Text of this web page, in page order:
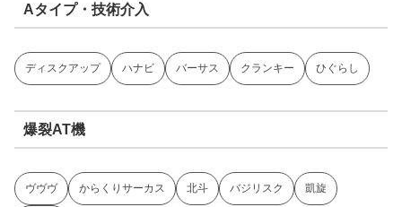
Aタイプ・技術介入
ディスクアップ ハナビ バーサス クランキー ひぐらし
爆裂AT機
ヴヴヴ からくりサーカス 北斗 バジリスク 凱旋